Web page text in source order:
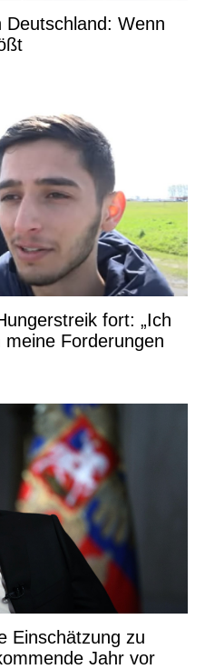
Wenn
fort: „Ich
Forderungen
Einschätzung zu
Jahr vor